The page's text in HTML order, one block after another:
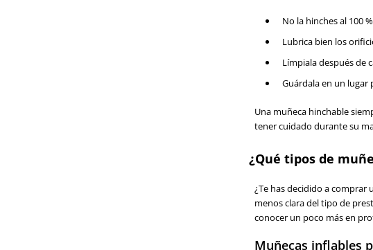
No la hinches al 100
Lubrica bien los
Límpiala después de
Guárdala en un lugar
Una muñeca hinchable
tener cuidado durante su
¿Qué tipos de
¿Te has decidido a comprar
menos clara del tipo de
conocer un poco más en
Muñecas inflables